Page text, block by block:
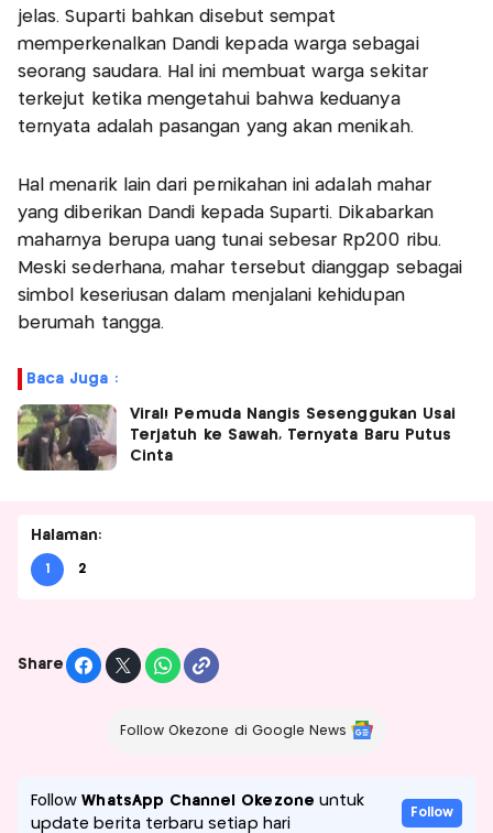
jelas. Suparti bahkan disebut sempat
memperkenalkan Dandi kepada warga sebagai
seorang saudara. Hal ini membuat warga sekitar
terkejut ketika mengetahui bahwa keduanya
ternyata adalah pasangan yang akan menikah.
Hal menarik lain dari pernikahan ini adalah mahar
yang diberikan Dandi kepada Suparti. Dikabarkan
maharnya berupa uang tunai sebesar Rp200 ribu.
Meski sederhana, mahar tersebut dianggap sebagai
simbol keseriusan dalam menjalani kehidupan
berumah tangga.
Baca Juga :
Viral! Pemuda Nangis Sesenggukan Usai
Terjatuh ke Sawah, Ternyata Baru Putus
Cinta
Halaman:
1 2
Share
Follow Okezone di Google News
FollowWhatsApp Channel Okezone untuk
update berita terbaru setiap hari
Follow